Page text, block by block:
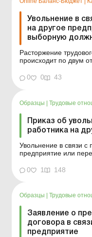
Увольнение в
на другое
выборную
Расторжение
происходит по двум
предприятие, в
по...
0 0 43
Образцы | Трудовые
Приказ об
работника на
Увольнение в связи с
предприятие или
для загрузки См. также: Письмо-ходатайство
увольнении работника в
0 1 148
Образцы Трудовые
Заявление о
договора в
предприятие